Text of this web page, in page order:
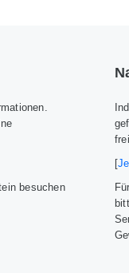
besuchen
[